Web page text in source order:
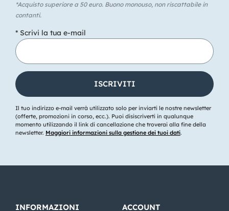
*Acquisto superiore a 50 euro. Buono monouso, non riscattabile in
contanti.
* Scrivi la tua e-mail
Il tuo indirizzo e-mail verrà utilizzato solo per inviarti le nostre newsletter
(offerte, promozioni in corso, ecc.). Puoi disiscriverti in qualunque
momento utilizzando il link di cancellazione che troverai alla fine della
newsletter. Maggiori informazioni sulla gestione dei tuoi dati.
INFORMAZIONI ACCOUNT